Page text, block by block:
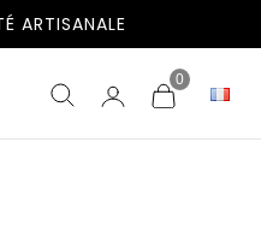
ARTISANALE
ET AU PORTUGAL
0